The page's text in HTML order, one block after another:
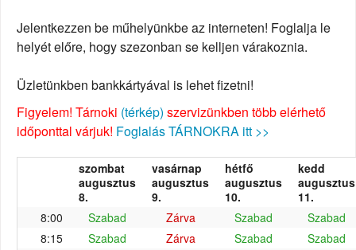
Jelentkezzen be műhelyünkbe az interneten! Foglalja le
helyét előre, hogy szezonban se kelljen várakoznia.
Üzletünkben bankkártyával is lehet fizetni!
Figyelem! Tárnoki (térkép) szervizünkben több elérhető
időponttal várjuk! Foglalás TÁRNOKRA itt >>
szombat
augusztus
8.
vasárnap
augusztus
9.
hétfő
augusztus
10.
kedd
augusztus
11.
8:00
Szabad Zárva Szabad
Szabad
8:15
Szabad Zárva Szabad
Szabad